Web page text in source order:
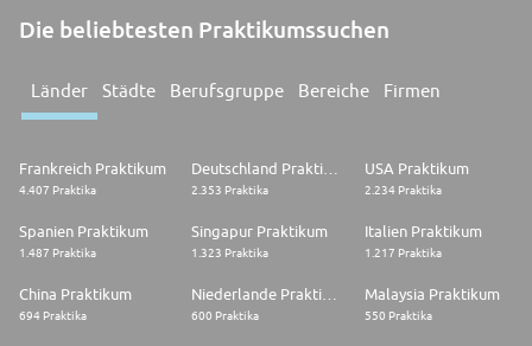
Die beliebtesten Praktikumssuchen
Länder Städte Berufsgruppe Bereiche Firmen
Frankreich Praktikum
4.407 Praktika 2.353 Praktika
USA Praktikum
2.234 Praktika
Spanien Praktikum
1.487 Praktika
Singapur Praktikum
1.323 Praktika
Italien Praktikum
1.217 Praktika
China Praktikum
694 Praktika 600 Praktika
Malaysia Praktikum
550 Praktika